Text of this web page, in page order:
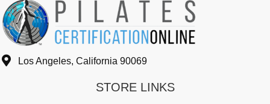
Los Angeles, California 90069
STORE LINKS